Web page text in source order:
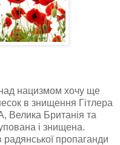
нацизмом хочу ще
в знищення Гітлера
Велика Британія та
і знищена.
пропаганди